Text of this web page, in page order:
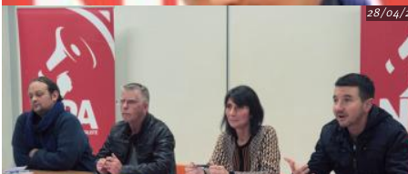
28/04/